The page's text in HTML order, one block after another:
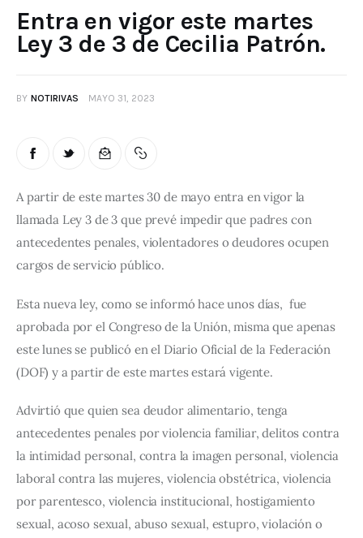
Entra en vigor este martes
Ley 3 de 3 de Cecilia Patrón.
BY NOTIRIVAS MAYO 31, 2023
A partir de este martes 30 de mayo entra en vigor la
llamada Ley 3 de 3 que prevé impedir que padres con
antecedentes penales, violentadores o deudores ocupen
cargos de servicio público.
Esta nueva ley, como se informó hace unos días,  fue
aprobada por el Congreso de la Unión, misma que apenas
este lunes se publicó en el Diario Oficial de la Federación
(DOF) y a partir de este martes estará vigente.
Advirtió que quien sea deudor alimentario, tenga
antecedentes penales por violencia familiar, delitos contra
la intimidad personal, contra la imagen personal, violencia
laboral contra las mujeres, violencia obstétrica, violencia
por parentesco, violencia institucional, hostigamiento
sexual, acoso sexual, abuso sexual, estupro, violación o